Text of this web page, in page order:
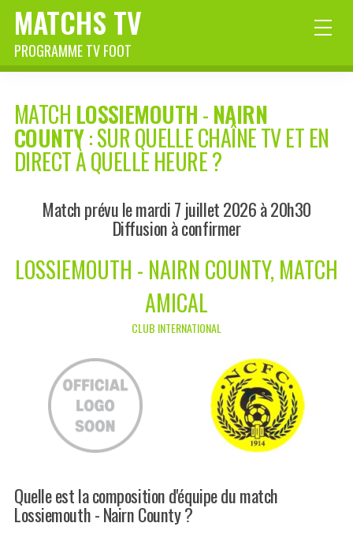
MATCHS TV
PROGRAMME TV FOOT
MATCH LOSSIEMOUTH-NAIRN
COUNTY: SUR QUELLE CHAÎNE TV ET EN
DIRECT À QUELLE HEURE ?
Match prévu le mardi 7 juillet 2026 à 20h30
Diffusion à confirmer
LOSSIEMOUTH - NAIRN COUNTY, MATCH
AMICAL
CLUB INTERNATIONAL
Quelle est la composition d'équipe du match
Lossiemouth - Nairn County ?